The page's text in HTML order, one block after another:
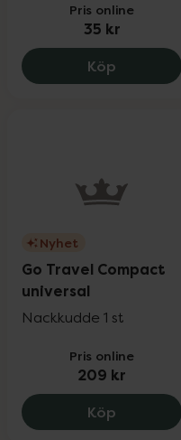
Pris online
35 kr
Köp Enervit
Nyhet
Go Travel Compact
universal
Nackkudde 1 st
Pris online
209 kr
Köp Go